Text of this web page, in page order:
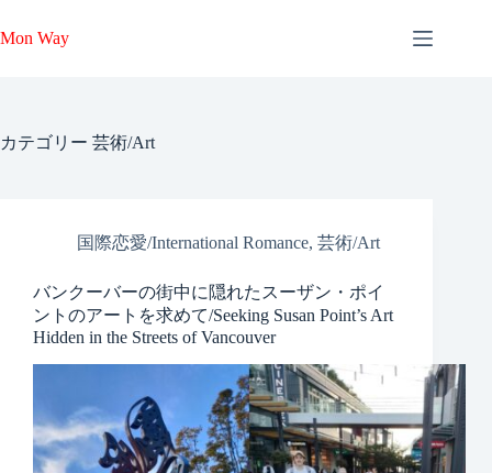
ン
ス
Mon Way
カテゴリー 芸術/Art
国際恋愛/International Romance, 芸術/Art
バンクーバーの街中に隠れたスーザン・ポイ
ントのアートを求めて/Seeking Susan Point’s Art
Hidden in the Streets of Vancouver